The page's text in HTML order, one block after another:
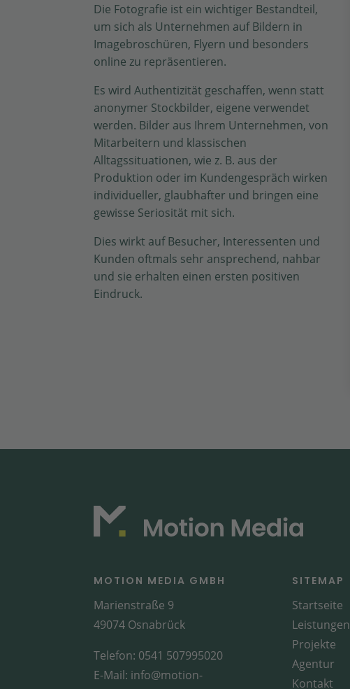
Die Fotografie ist ein wichtiger Bestandteil,
um sich als Unternehmen auf Bildern in
Imagebroschüren, Flyern und besonders
online zu repräsentieren.
Es wird Authentizität geschaffen, wenn statt
anonymer Stockbilder, eigene verwendet
werden. Bilder aus Ihrem Unternehmen, von
Mitarbeitern und klassischen
Alltagssituationen, wie z. B. aus der
Produktion oder im Kundengespräch wirken
individueller, glaubhafter und bringen eine
gewisse Seriosität mit sich.
Dies wirkt auf Besucher, Interessenten und
Kunden oftmals sehr ansprechend, nahbar
und sie erhalten einen ersten positiven
Eindruck.
MOTION MEDIA GMBH
Marienstraße 9
49074 Osnabrück
Telefon: 0541 507995020
E-Mail: info@motion-
SITEMAP
Startseite
Leistungen
Projekte
Agentur
Kontakt